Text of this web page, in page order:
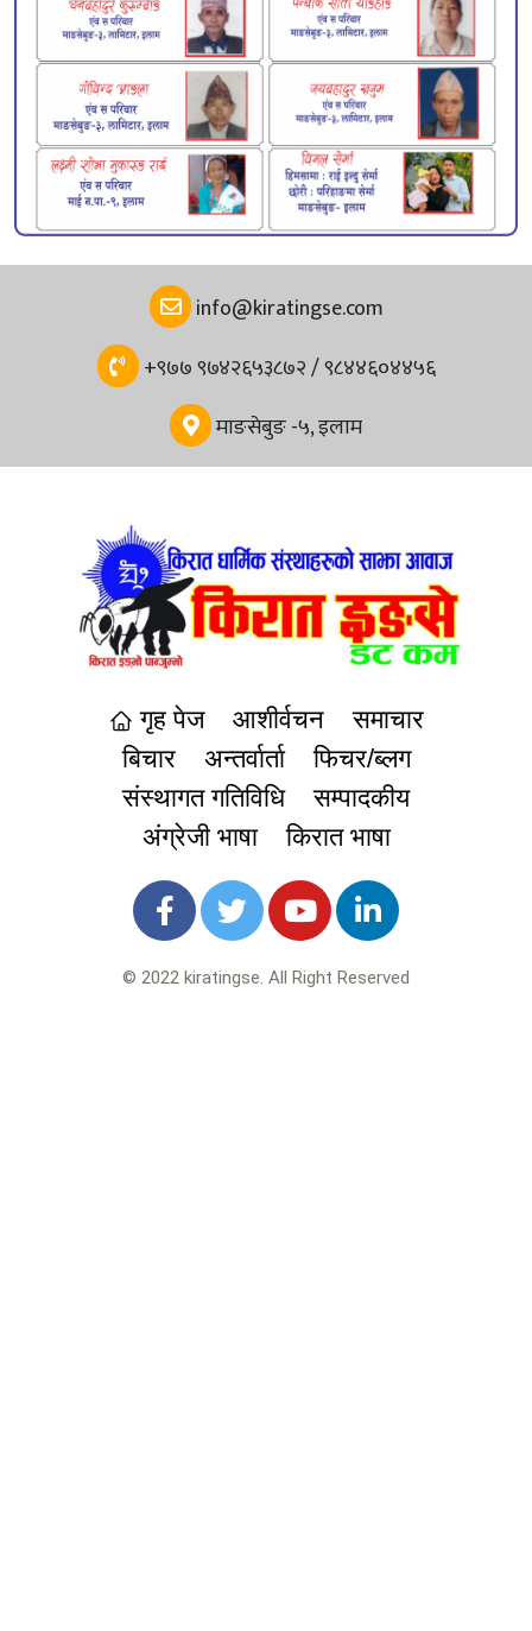
info@kiratingse.com
+९७७ ९७४२६५३८७२ / ९८४४६०४४५६
माङसेबुङ -५, इलाम
गृह पेज आशीर्वचन
समाचार
बिचार
अन्तर्वार्ता
फिचर/ब्लग
संस्थागत गतिविधि
सम्पादकीय
अंग्रेजी भाषा
किरात भाषा
© 2022 kiratingse. All Right Reserved